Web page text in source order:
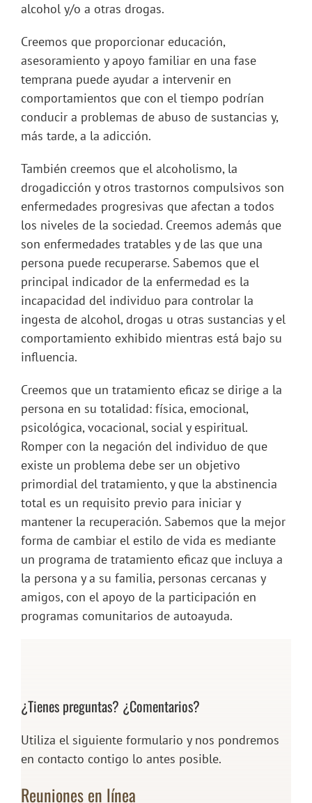
alcohol y/o a otras drogas.
Creemos que proporcionar educación,
asesoramiento y apoyo familiar en una fase
temprana puede ayudar a intervenir en
comportamientos que con el tiempo podrían
conducir a problemas de abuso de sustancias y,
más tarde, a la adicción.
También creemos que el alcoholismo, la
drogadicción y otros trastornos compulsivos son
enfermedades progresivas que afectan a todos
los niveles de la sociedad. Creemos además que
son enfermedades tratables y de las que una
persona puede recuperarse. Sabemos que el
principal indicador de la enfermedad es la
incapacidad del individuo para controlar la
ingesta de alcohol, drogas u otras sustancias y el
comportamiento exhibido mientras está bajo su
influencia.
Creemos que un tratamiento eficaz se dirige a la
persona en su totalidad: física, emocional,
psicológica, vocacional, social y espiritual.
Romper con la negación del individuo de que
existe un problema debe ser un objetivo
primordial del tratamiento, y que la abstinencia
total es un requisito previo para iniciar y
mantener la recuperación. Sabemos que la mejor
forma de cambiar el estilo de vida es mediante
un programa de tratamiento eficaz que incluya a
la persona y a su familia, personas cercanas y
amigos, con el apoyo de la participación en
programas comunitarios de autoayuda.
¿Tienes preguntas? ¿Comentarios?
Utiliza el siguiente formulario y nos pondremos
en contacto contigo lo antes posible.
Reuniones en línea